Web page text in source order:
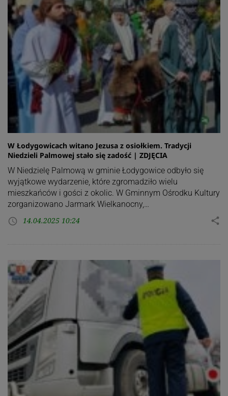
W Łodygowicach witano Jezusa z osiołkiem. Tradycji
Niedzieli Palmowej stało się zadość | ZDJĘCIA
W Niedzielę Palmową w gminie Łodygowice odbyło się
wyjątkowe wydarzenie, które zgromadziło wielu
mieszkańców i gości z okolic. W Gminnym Ośrodku Kultury
zorganizowano Jarmark Wielkanocny,…
access_time 14.04.2025 10:24 share